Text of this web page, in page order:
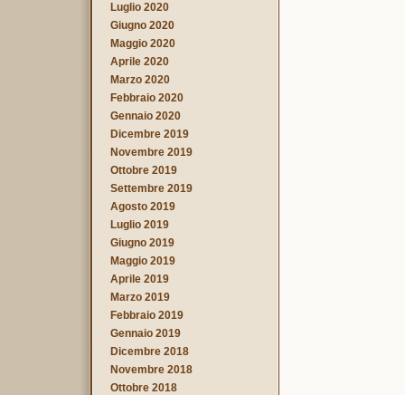
Luglio 2020
Giugno 2020
Maggio 2020
Aprile 2020
Marzo 2020
Febbraio 2020
Gennaio 2020
Dicembre 2019
Novembre 2019
Ottobre 2019
Settembre 2019
Agosto 2019
Luglio 2019
Giugno 2019
Maggio 2019
Aprile 2019
Marzo 2019
Febbraio 2019
Gennaio 2019
Dicembre 2018
Novembre 2018
Ottobre 2018